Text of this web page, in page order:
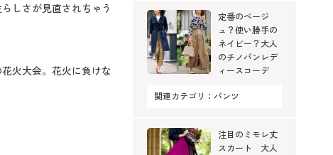
しさが見直されちゃう
火大会。花火に負けな
定番のベージ
ュ？使い勝手の
ネイビー？大人
のチノパンレデ
ィースコーデ
関連カテゴリ： パンツ
注目のミモレ丈
スカート 大人